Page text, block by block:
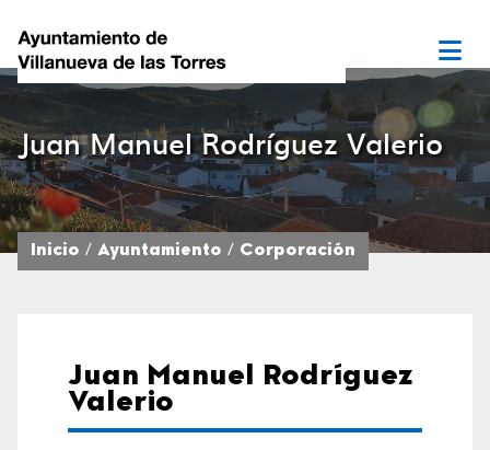
Juan Manuel Rodríguez Valerio
Inicio Ayuntamiento Corporación
Juan Manuel Rodríguez
Valerio